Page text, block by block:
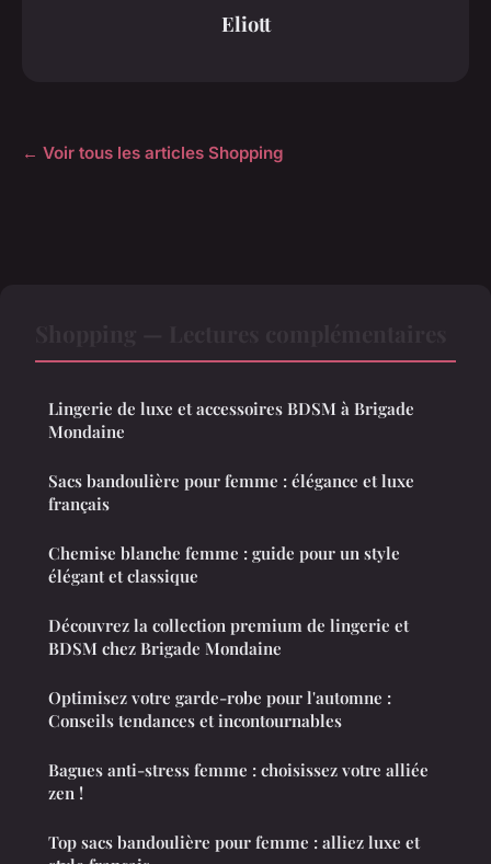
Eliott
← Voir tous les articles Shopping
Lingerie de luxe et accessoires BDSM à Brigade
Mondaine
Sacs bandoulière pour femme : élégance et luxe
français
Chemise blanche femme : guide pour un style
élégant et classique
Découvrez la collection premium de lingerie et
BDSM chez Brigade Mondaine
Optimisez votre garde-robe pour l'automne :
Conseils tendances et incontournables
Bagues anti-stress femme : choisissez votre alliée
zen !
Top sacs bandoulière pour femme : alliez luxe et